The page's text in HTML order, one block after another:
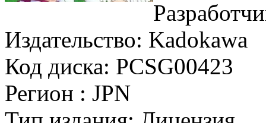
Издательство: Kadokawa
Код диска: PCSG00423
Регион : JPN